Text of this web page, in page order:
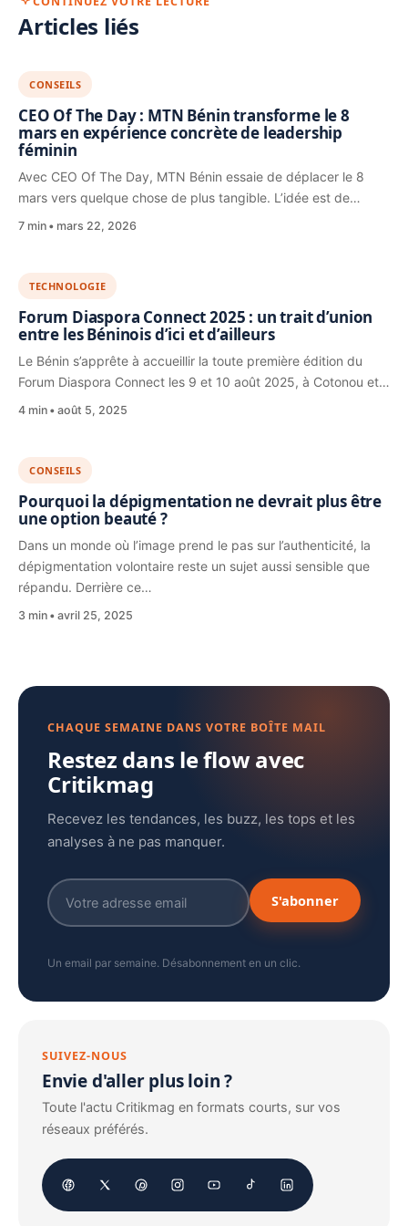
Articles liés
CONSEILS
CEO Of The Day : MTN Bénin transforme le 8
mars en expérience concrète de leadership
féminin
Avec CEO Of The Day, MTN Bénin essaie de déplacer le 8
mars vers quelque chose de plus tangible. L’idée est de…
7 min mars 22, 2026
TECHNOLOGIE
Forum Diaspora Connect 2025 : un trait d’union
entre les Béninois d’ici et d’ailleurs
Le Bénin s’apprête à accueillir la toute première édition du
Forum Diaspora Connect les 9 et 10 août 2025, à Cotonou et…
4 min août 5, 2025
CONSEILS
Pourquoi la dépigmentation ne devrait plus être
une option beauté ?
Dans un monde où l’image prend le pas sur l’authenticité, la
dépigmentation volontaire reste un sujet aussi sensible que
répandu. Derrière ce…
3 min avril 25, 2025
CHAQUE SEMAINE DANS VOTRE BOÎTE MAIL
Restez dans le flow avec
Critikmag
Recevez les tendances, les buzz, les tops et les
analyses à ne pas manquer.
S'abonner
Un email par semaine. Désabonnement en un clic.
SUIVEZ-NOUS
Envie d'aller plus loin ?
Toute l'actu Critikmag en formats courts, sur vos
réseaux préférés.